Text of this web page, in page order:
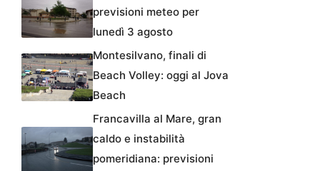
previsioni meteo per
lunedì 3 agosto
Montesilvano, finali di
Beach Volley: oggi al Jova
Beach
Francavilla al Mare, gran
caldo e instabilità
pomeridiana: previsioni